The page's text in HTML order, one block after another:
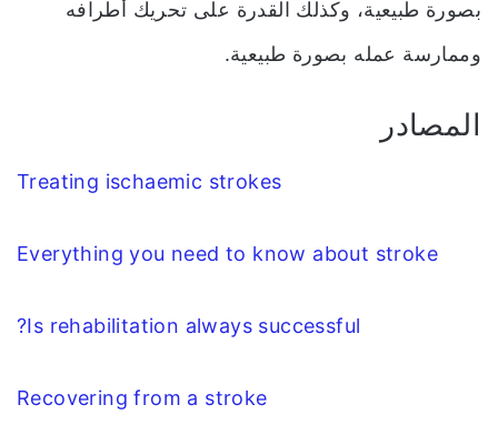
بصورة طبيعية، وكذلك القدرة على تحريك أطرافه
وممارسة عمله بصورة طبيعية.
المصادر
Treating ischaemic strokes
Everything you need to know about stroke
Is rehabilitation always successful?
Recovering from a stroke